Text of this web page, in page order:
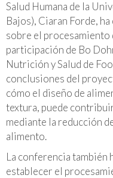
Salud Humana de la
Bajos), Ciaran Forde,
sobre el procesamiento
participación de Bo
Nutrición y Salud de
conclusiones del
cómo el diseño de
textura, puede
mediante la reducción
alimento.
La conferencia también
establecer el